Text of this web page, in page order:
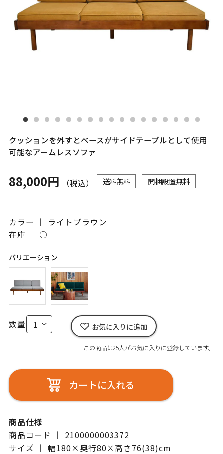
クッションを外すとベースがサイドテーブルとして使用
可能なアームレスソファ
88,000円 （税込） 送料無料 開梱設置無料
カラー ｜ ライトブラウン
在庫 ｜ ○
バリエーション
数量 お気に入りに追加
この商品は25人がお気に入りに登録しています。
カートに入れる
商品仕様
商品コード ｜ 2100000003372
サイズ ｜ 幅180×奥行80×高さ76(38)cm